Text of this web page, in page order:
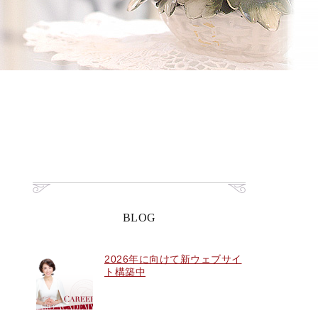
BLOG
2026年に向けて新ウェブサイ
ト構築中